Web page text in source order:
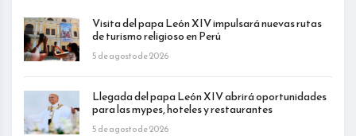
Visita del papa León XIV impulsará nuevas rutas
de turismo religioso en Perú
5 de agosto de 2026
Llegada del papa León XIV abrirá oportunidades
para las mypes, hoteles y restaurantes
5 de agosto de 2026